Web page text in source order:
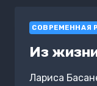
СОВРЕМЕННАЯ
Из
Лариса